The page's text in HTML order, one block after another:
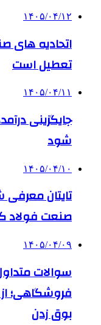
۱۴۰۵/۰۴/۱۲
تعطیل است
۱۴۰۵/۰۴/۱۱
جایگزینی
شود
۱۴۰۵/۰۴/۱۰
تایتان معرفی
صنعت فولاد
۱۴۰۵/۰۴/۰۹
سوالات
فروشگاهی؛
بوق زدن